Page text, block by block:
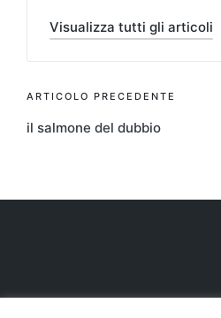
Visualizza tutti gli articoli
Navigazione
articoli
ARTICOLO PRECEDENTE
il salmone del dubbio